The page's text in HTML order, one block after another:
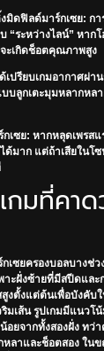
มิดฟิลด์มาร์กเซย: ก
“ระหว่างไลน์” หาก
ะเกิดช็อตคุณภาพสูง
ปรียบเกมอากาศผ่าน
บลูกเตะมุมหลากหลา
เซย: หากหลุดเพรส
มาก แต่ถ้าเสียในโ
กมที่คาด
เซยครองบอลบางช่ว
ะฝั่งซ้ายที่มีสปีดและ
สูงตั้งแต่ต้นเพื่อบังคับ
เส้น รูปเกมมีแนวโน้
อยจากทั้งสองฝั่ง ทว่
ลาและช็อตสอง ใน